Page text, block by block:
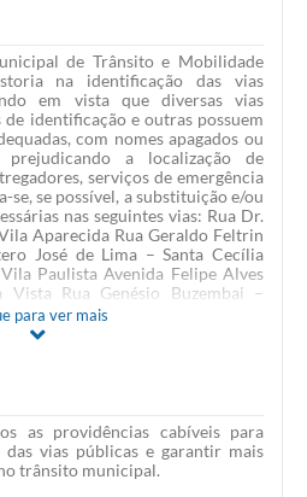
de Trânsito e Mobilidade
na identificação das vias
em vista que diversas vias
identificação e outras possuem
com nomes apagados ou
a localização de
serviços de emergência
se, se possível, a substituição e/ou
nas seguintes vias: Rua Dr.
Aparecida Rua Geraldo Feltrin
José de Lima – Santa Cecília
Paulista Avenida Felipe Alves
Rua Genésio Buzembai –
Rafael Cassiano – Jardim
– Bairro Jardim Rua Manoel
– Santa Terezinha Rua Kinzo
Guilherme Lang – São
de Castilho – Centro Rua Altino
Rui Barbosa – Centro Rua
Luiz Osório – Centro Avenida
Avenida Adolpho Hecht –
para ver mais
as providências cabíveis para
vias públicas e garantir mais
trânsito municipal.